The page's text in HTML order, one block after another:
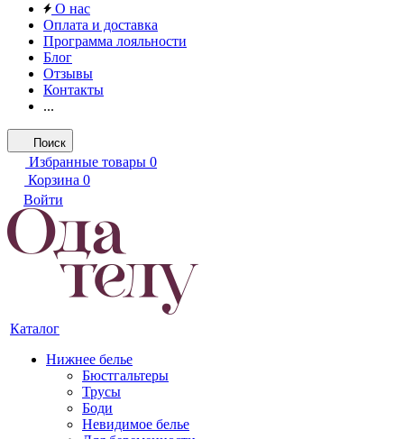
О нас
Оплата и доставка
Программа лояльности
Блог
Отзывы
Контакты
...
Поиск
Избранные товары 0
Корзина 0
Войти
Каталог
Нижнее белье
Бюстгальтеры
Трусы
Боди
Невидимое белье